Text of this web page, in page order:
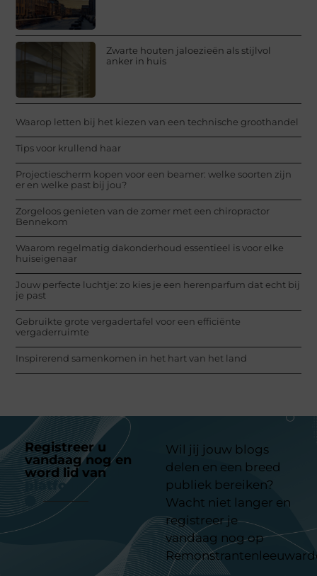
Zwarte houten jaloezieën als stijlvol
anker in huis
Waarop letten bij het kiezen van een technische groothandel
Tips voor krullend haar
Projectiescherm kopen voor een beamer: welke soorten zijn
er en welke past bij jou?
Zorgeloos genieten van de zomer met een chiropractor
Bennekom
Waarom regelmatig dakonderhoud essentieel is voor elke
huiseigenaar
Jouw perfecte luchtje: zo kies je een herenparfum dat echt bij
je past
Gebruikte grote vergadertafel voor een efficiënte
vergaderruimte
Inspirerend samenkomen in het hart van het land
Registreer u
vandaag nog en
word lid van
platform
Wil jij jouw blogs
delen en een breed
publiek bereiken?
Wacht niet langer en
registreer je
vandaag nog op